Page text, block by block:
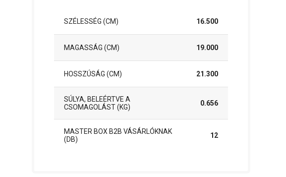
SZÉLESSÉG (CM) 16.500
MAGASSÁG (CM) 19.000
HOSSZÚSÁG (CM) 21.300
SÚLYA, BELEÉRTVE A
CSOMAGOLÁST (KG)
0.656
MASTER BOX B2B VÁSÁRLÓKNAK
(DB)
12